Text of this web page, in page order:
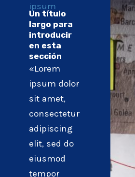
ipsum
Un título
largo para
introducir
en esta
sección
«Lorem
ipsum dolor
sit amet,
consectetur
adipiscing
elit, sed do
eiusmod
tempor